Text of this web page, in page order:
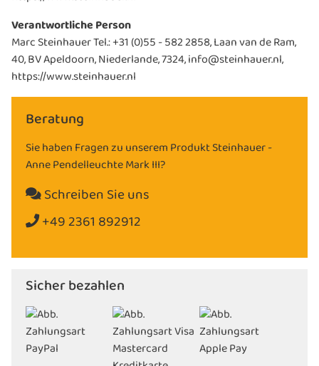
Verantwortliche Person
Marc Steinhauer Tel.: +31 (0)55 - 582 2858, Laan van de Ram,
40, BV Apeldoorn, Niederlande, 7324, info@steinhauer.nl,
https://www.steinhauer.nl
Beratung
Sie haben Fragen zu unserem Produkt Steinhauer -
Anne Pendelleuchte Mark III?
Schreiben Sie uns
+49 2361 892912
Sicher bezahlen